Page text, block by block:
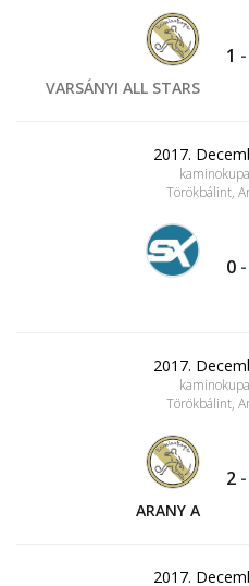
VARSÁNYI ALL STARS
1 -
2017.
Törökbálint,
0 -
2017.
Törökbálint,
ARANY A
2 -
2017.